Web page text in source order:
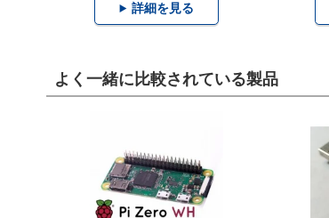
詳細を見る
よく一緒に比較されている製品